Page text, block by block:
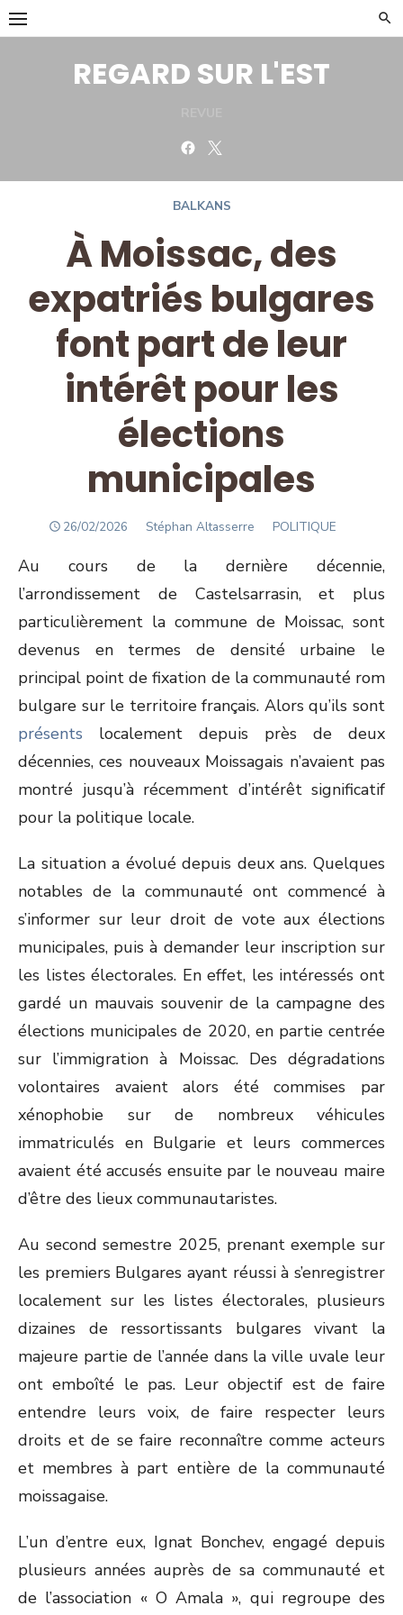
Skip
to
REGARD SUR L'EST
Facebook
BALKANS
À Moissac, des
expatriés bulgares
font part de leur
intérêt pour les
élections
municipales
POSTED
26/02/2026 Author
Stéphan Altasserre POLITIQUE
Au cours de la dernière décennie,
l’arrondissement de Castelsarrasin, et plus
particulièrement la commune de Moissac, sont
devenus en termes de densité urbaine le
principal point de fixation de la communauté rom
bulgare sur le territoire français. Alors qu’ils sont
présents localement depuis près de deux
décennies, ces nouveaux Moissagais n’avaient pas
montré jusqu’à récemment d’intérêt significatif
pour la politique locale.
La situation a évolué depuis deux ans. Quelques
notables de la communauté ont commencé à
s’informer sur leur droit de vote aux élections
municipales, puis à demander leur inscription sur
les listes électorales. En effet, les intéressés ont
gardé un mauvais souvenir de la campagne des
élections municipales de 2020, en partie centrée
sur l’immigration à Moissac. Des dégradations
volontaires avaient alors été commises par
xénophobie sur de nombreux véhicules
immatriculés en Bulgarie et leurs commerces
avaient été accusés ensuite par le nouveau maire
d’être des lieux communautaristes.
Au second semestre 2025, prenant exemple sur
les premiers Bulgares ayant réussi à s’enregistrer
localement sur les listes électorales, plusieurs
dizaines de ressortissants bulgares vivant la
majeure partie de l’année dans la ville uvale leur
ont emboîté le pas. Leur objectif est de faire
entendre leurs voix, de faire respecter leurs
droits et de se faire reconnaître comme acteurs
et membres à part entière de la communauté
moissagaise.
L’un d’entre eux, Ignat Bonchev, engagé depuis
plusieurs années auprès de sa communauté et
de l’association « O Amala », qui regroupe des